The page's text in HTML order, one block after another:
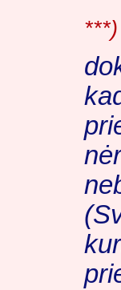
***)
(